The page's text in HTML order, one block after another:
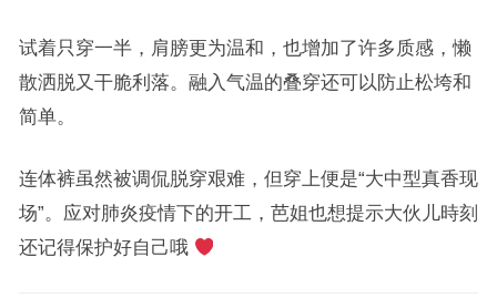
试着只穿一半，肩膀更为温和，也增加了许多质感，懒
散洒脱又干脆利落。融入气温的叠穿还可以防止松垮和
简单。
连体裤虽然被调侃脱穿艰难，但穿上便是“大中型真香现
场”。应对肺炎疫情下的开工，芭姐也想提示大伙儿時刻
还记得保护好自己哦